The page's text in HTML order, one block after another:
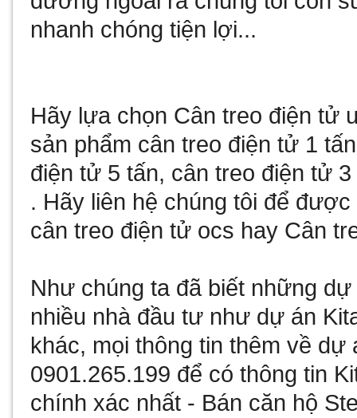
nhanh chóng tiện lợi...
Hãy lựa chọn Cân treo điện tử
sản phẩm cân treo điện tử 1 tấn
điện tử 5 tấn, cân treo điện tử 3
. Hãy liên hệ chúng tôi để
cân treo điện tử ocs hay Cân
Như chúng ta đã biết những dự
nhiều nhà đầu tư như dự án
khác, mọi thông tin thêm về dự
0901.265.199 để có thông tin
chính xác nhất - Bán căn hộ